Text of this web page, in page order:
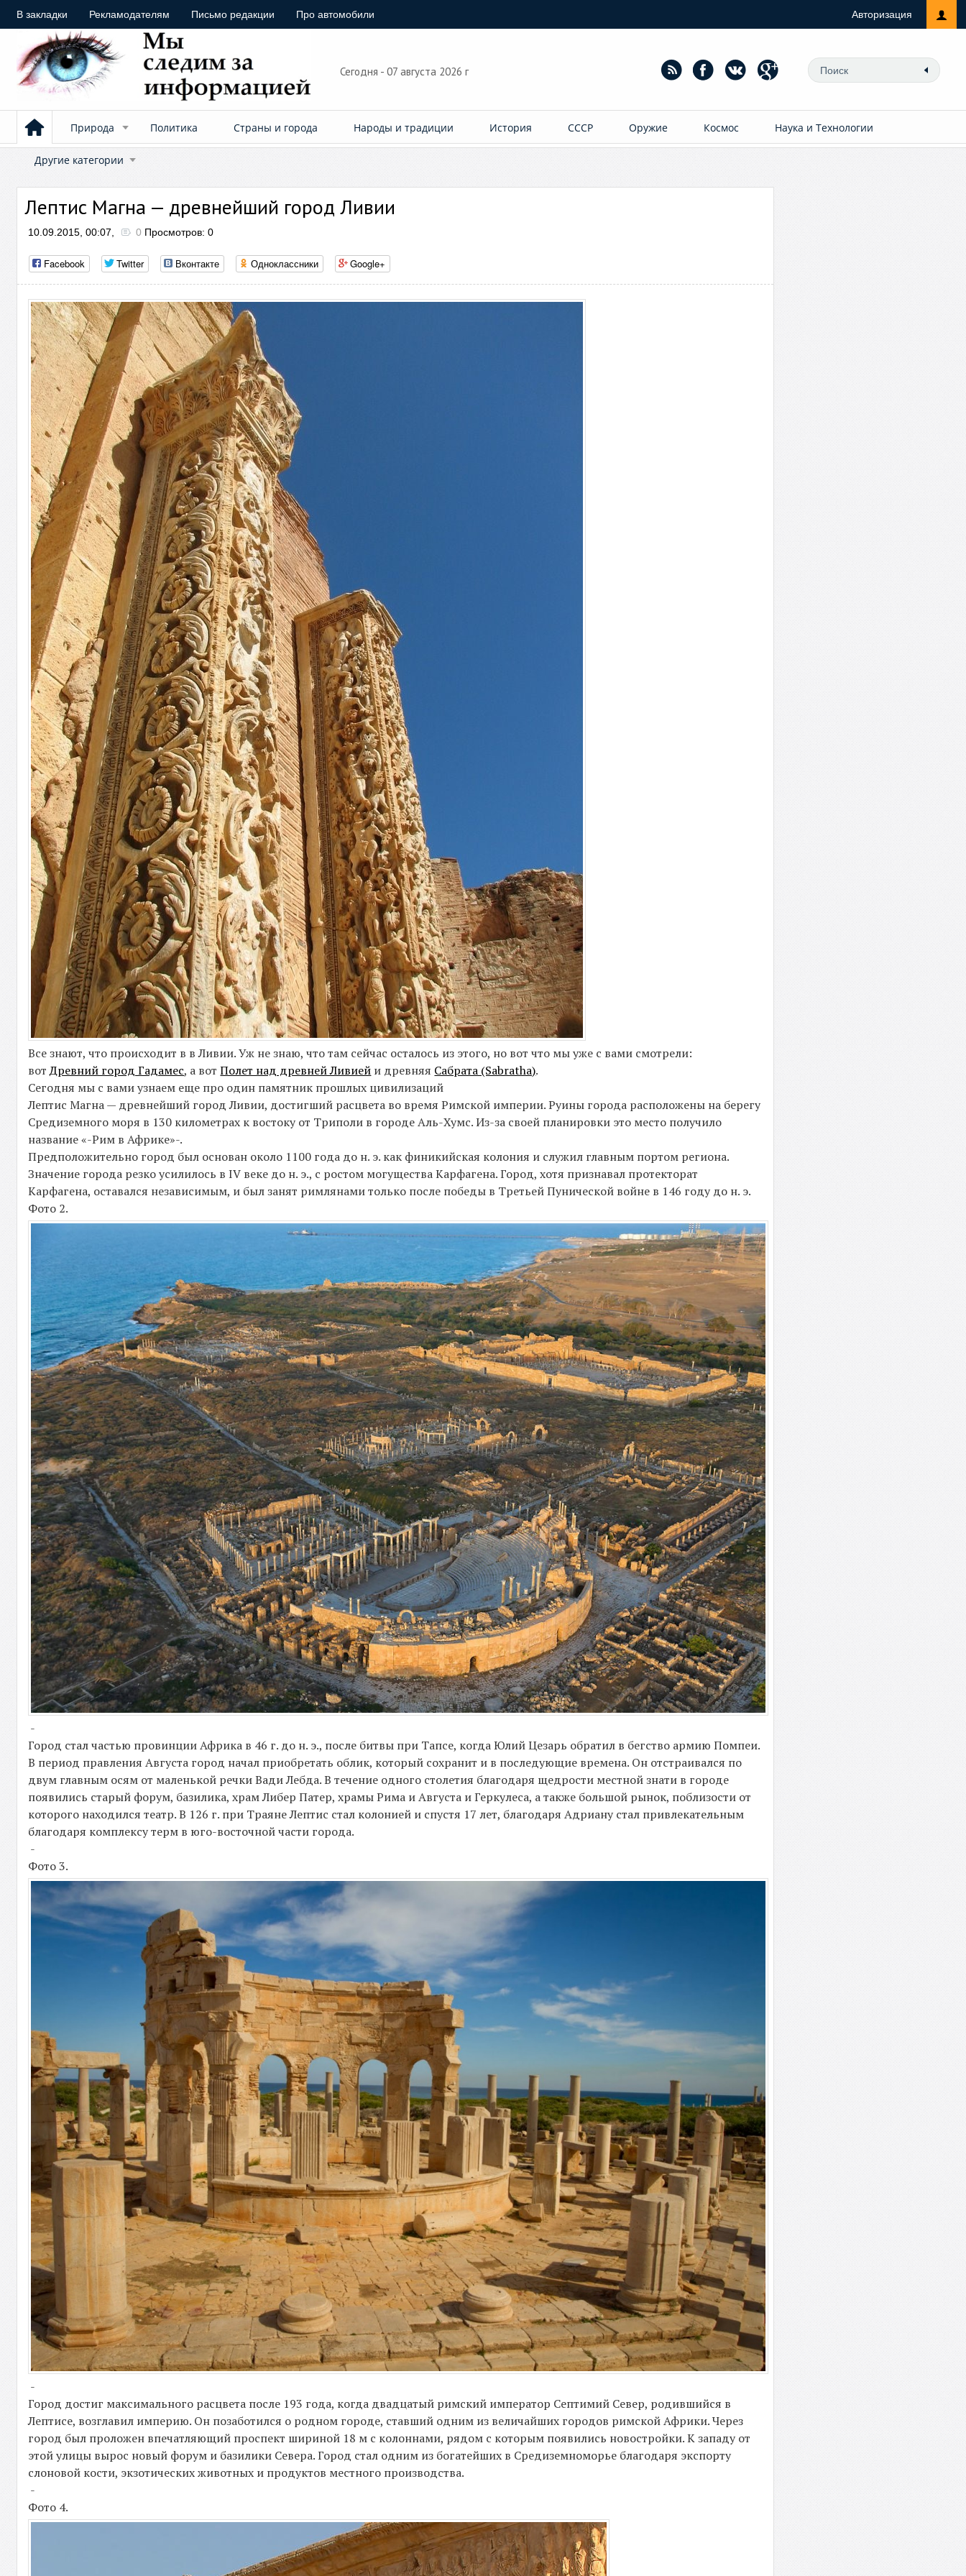
В закладки Рекламодателям Письмо редакции Про автомобили Авторизация
Сегодня - 07 августа 2026 г
Природа Политика Страны и города Народы и традиции История СССР Оружие Космос Наука и Технологии
Другие категории
Лептис Магна — древнейший город Ливии
10.09.2015, 00:07, 0 Просмотров: 0
Facebook Twitter Вконтакте Одноклассники Google+
Все знают, что происходит в в Ливии. Уж не знаю, что там сейчас осталось из этого, но вот что мы уже с вами смотрели:
вотДревний город Гадамес, а вотПолет над древней Ливией и древняя Сабрата (Sabratha).
Сегодня мы с вами узнаем еще про один памятник прошлых цивилизаций
Лептис Магна — древнейший город Ливии, достигший расцвета во время Римской империи. Руины города расположены на берегу
Средиземного моря в 130 километрах к востоку от Триполи в городе Аль-Хумс. Из-за своей планировки это место получило
название «-Рим в Африке»-.
Предположительно город был основан около 1100 года до н. э. как финикийская колония и служил главным портом региона.
Значение города резко усилилось в IV веке до н. э., с ростом могущества Карфагена. Город, хотя признавал протекторат
Карфагена, оставался независимым, и был занят римлянами только после победы в Третьей Пунической войне в 146 году до н. э.
Фото 2.
-
Город стал частью провинции Африка в 46 г. до н. э., после битвы при Тапсе, когда Юлий Цезарь обратил в бегство армию Помпеи.
В период правления Августа город начал приобретать облик, который сохранит и в последующие времена. Он отстраивался по
двум главным осям от маленькой речки Вади Лебда. В течение одного столетия благодаря щедрости местной знати в городе
появились старый форум, базилика, храм Либер Патер, храмы Рима и Августа и Геркулеса, а также большой рынок, поблизости от
которого находился театр. В 126 г. при Траяне Лептис стал колонией и спустя 17 лет, благодаря Адриану стал привлекательным
благодаря комплексу терм в юго-восточной части города.
-
Фото 3.
-
Город достиг максимального расцвета после 193 года, когда двадцатый римский император Септимий Север, родившийся в
Лептисе, возглавил империю. Он позаботился о родном городе, ставший одним из величайших городов римской Африки. Через
город был проложен впечатляющий проспект шириной 18 м с колоннами, рядом с которым появились новостройки. К западу от
этой улицы вырос новый форум и базилики Севера. Город стал одним из богатейших в Средиземноморье благодаря экспорту
слоновой кости, экзотических животных и продуктов местного производства.
-
Фото 4.